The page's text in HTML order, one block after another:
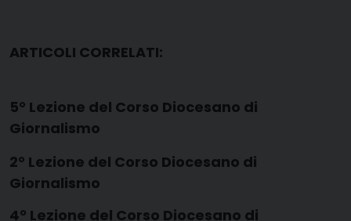
ARTICOLI CORRELATI:
5° Lezione del Corso Diocesano di
Giornalismo
2° Lezione del Corso Diocesano di
Giornalismo
4° Lezione del Corso Diocesano di